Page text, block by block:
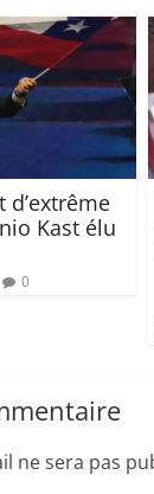
d’extrême
Kast élu
0
ne sera pas